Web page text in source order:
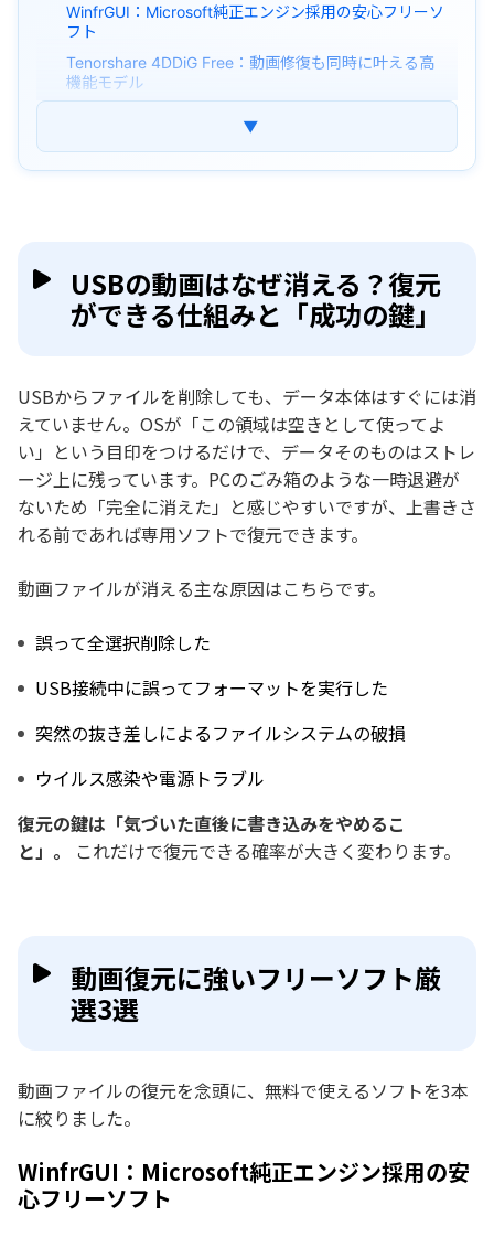
WinfrGUI：Microsoft純正エンジン採用の安心フリーソ
フト
Tenorshare 4DDiG Free：動画修復も同時に叶える高
機能モデル
USBメモリの動画を復元する正しい手順
よくある質問（FAQ）
まとめ
▼
USBの動画はなぜ消える？復元
ができる仕組みと「成功の鍵」
USBからファイルを削除しても、データ本体はすぐには消
えていません。OSが「この領域は空きとして使ってよ
い」という目印をつけるだけで、データそのものはストレ
ージ上に残っています。PCのごみ箱のような一時退避が
ないため「完全に消えた」と感じやすいですが、上書きさ
れる前であれば専用ソフトで復元できます。
動画ファイルが消える主な原因はこちらです。
誤って全選択削除した
USB接続中に誤ってフォーマットを実行した
突然の抜き差しによるファイルシステムの破損
ウイルス感染や電源トラブル
復元の鍵は「気づいた直後に書き込みをやめるこ
と」。
これだけで復元できる確率が大きく変わります。
動画復元に強いフリーソフト厳
選3選
動画ファイルの復元を念頭に、無料で使えるソフトを3本
に絞りました。
WinfrGUI：Microsoft純正エンジン採用の安
心フリーソフト